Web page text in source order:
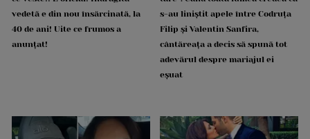
vedetă e din nou însărcinată, la
40 de ani! Uite ce frumos a
anunțat!
s-au liniștit apele între Codruța
Filip și Valentin Sanfira,
cântăreața a decis să spună tot
adevărul despre mariajul ei
eșuat